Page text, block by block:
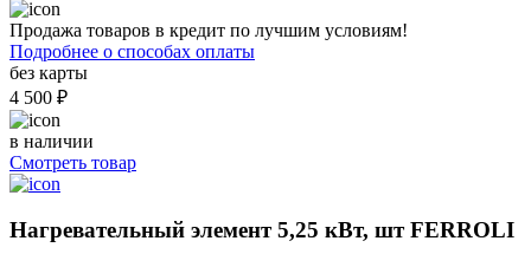
Продажа товаров в кредит по лучшим условиям!
Подробнее о способах оплаты
без карты
4 500 ₽
в наличии
Смотреть товар
Нагревательный элемент 5,25 кВт, шт FERROLI